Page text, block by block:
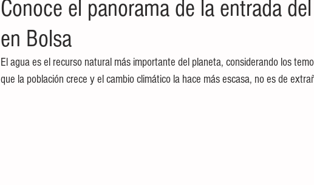
Tecnología
Emprendimiento Gestión de Calidad Gestión de Calidad
Conoce el panorama de la entrada
en Bolsa
El agua es el recurso natural más importante del planeta, considerando los
que la población crece y el cambio climático la hace más escasa, no es de